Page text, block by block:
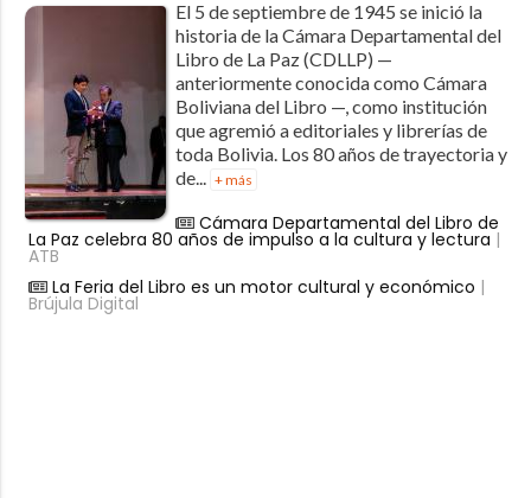
El 5 de septiembre de 1945 se inició la
historia de la Cámara Departamental del
Libro de La Paz (CDLLP) —
anteriormente conocida como Cámara
Boliviana del Libro —, como institución
que agremió a editoriales y librerías de
toda Bolivia. Los 80 años de trayectoria y
de... + más
Cámara Departamental del Libro de
La Paz celebra 80 años de impulso a la cultura y lectura |
ATB
La Feria del Libro es un motor cultural y económico |
Brújula Digital